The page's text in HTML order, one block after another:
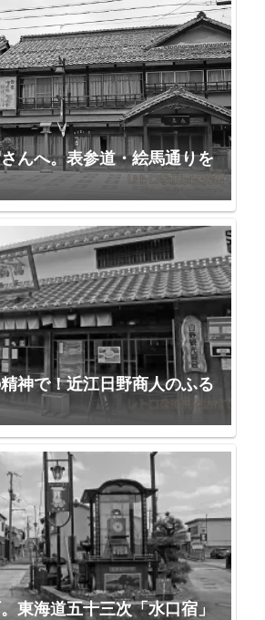
んへ。表参道・絵馬通りを
神で！近江日野商人のふる
東海道五十三次「水口宿」